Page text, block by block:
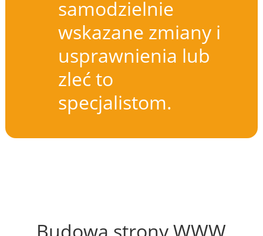
samodzielnie
wskazane zmiany i
usprawnienia lub
zleć to
specjalistom.